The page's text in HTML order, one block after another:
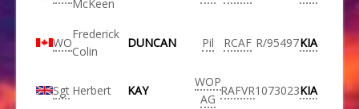
McKeen
WO
Frederick
Colin
DUNCAN Pil RCAF R/95497KIA
Sgt Herbert KAY
WOP
AG
RAFVR1073023KIA